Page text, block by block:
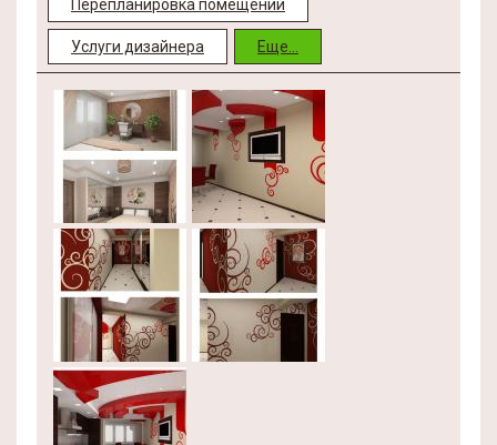
Перепланировка помещений
Услуги дизайнера Еще...